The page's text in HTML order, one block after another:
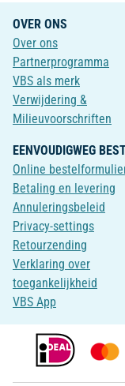
OVER ONS
Over ons
Partnerprogramma
VBS als merk
Verwijdering &
Milieuvoorschriften
EENVOUDIGWEG
Online
Betaling en levering
Annuleringsbeleid
Privacy-settings
Retourzending
Verklaring over
toegankelijkheid
VBS App